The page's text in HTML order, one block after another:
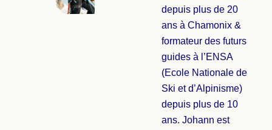
depuis plus de 20
ans à Chamonix &
formateur des futurs
guides à l’ENSA
(Ecole Nationale de
Ski et d’Alpinisme)
depuis plus de 10
ans. Johann est